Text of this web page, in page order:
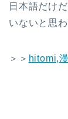
日本語だけ
いないと思わ
＞＞ hitomi,